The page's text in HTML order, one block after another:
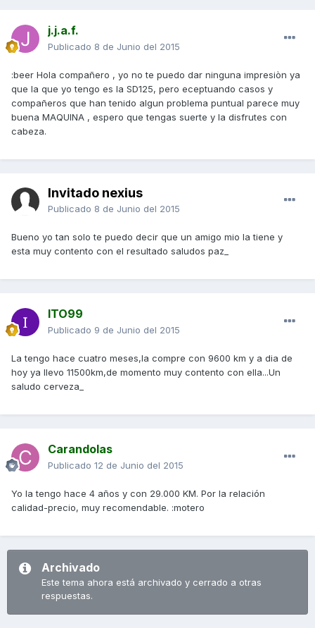
j.j.a.f.
Publicado 8 de Junio del 2015
:beer Hola compañero , yo no te puedo dar ninguna impresiòn ya
que la que yo tengo es la SD125, pero eceptuando casos y
compañeros que han tenido algun problema puntual parece muy
buena MAQUINA , espero que tengas suerte y la disfrutes con
cabeza.
Invitado nexius
Publicado 8 de Junio del 2015
Bueno yo tan solo te puedo decir que un amigo mio la tiene y
esta muy contento con el resultado saludos paz_
ITO99
Publicado 9 de Junio del 2015
La tengo hace cuatro meses,la compre con 9600 km y a dia de
hoy ya llevo 11500km,de momento muy contento con ella...Un
saludo cerveza_
Carandolas
Publicado 12 de Junio del 2015
Yo la tengo hace 4 años y con 29.000 KM. Por la relación
calidad-precio, muy recomendable. :motero
Archivado
Este tema ahora está archivado y cerrado a otras
respuestas.